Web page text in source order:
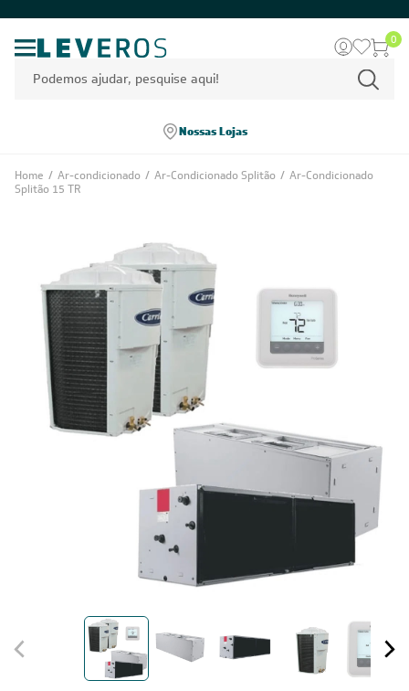
0
Nossas Lojas
Home / Ar-condicionado / Ar-Condicionado Splitão / Ar-Condicionado
Splitão 15 TR